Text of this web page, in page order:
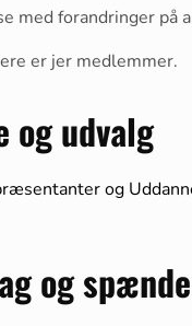
med forandringer
er jer medlemmer.
og udvalg
og
og